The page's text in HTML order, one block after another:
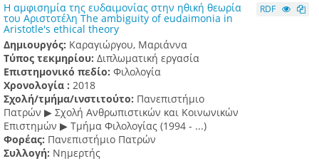
Η αμφισημία της ευδαιμονίας στην ηθική θεωρία
του Αριστοτέλη The ambiguity of eudaimonia in
Aristotle's ethical theory
Δημιουργός: Καραγιώργου, Μαριάννα
Τύπος τεκμηρίου: Διπλωματική εργασία
Επιστημονικό πεδίο: Φιλολογία
Χρονολογία : 2018
Σχολή/τμήμα/ινστιτούτο: Πανεπιστήμιο
Πατρών ▶ Σχολή Ανθρωπιστικών και Κοινωνικών
Επιστημών ▶ Τμήμα Φιλολογίας (1994 - ...)
Φορέας: Πανεπιστήμιο Πατρών
Συλλογή: Νημερτής
RDF